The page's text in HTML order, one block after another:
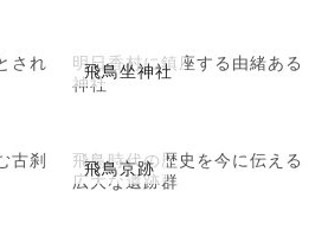
され
飛鳥坐神社
明日香村に鎮座する由緒ある
神社
古刹 飛鳥京跡
飛鳥時代の歴史を今に伝える
広大な遺跡群